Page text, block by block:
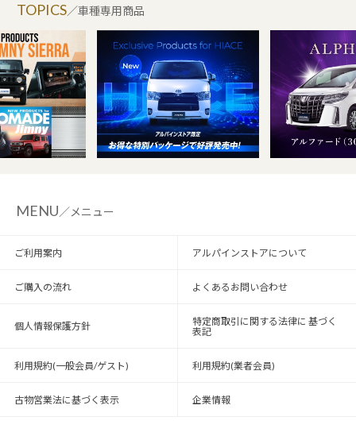
／車種専用商品
MENU／メニュー
ご利用案内 アルパインストアについて
ご購入の流れ よくあるお問い合わせ
個人情報保護方針
特定商取引に関する法律に 基づく
表記
利用規約(一般会員/ゲスト) 利用規約(業者会員)
古物営業法に基づく表示 企業情報